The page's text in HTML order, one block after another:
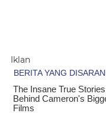
Iklan